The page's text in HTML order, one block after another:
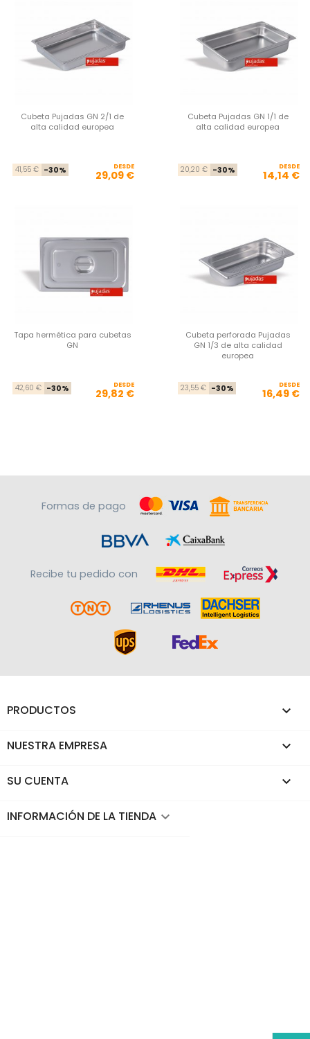
Cubeta Pujadas GN 2/1 de
alta calidad europea
Precio base
41,55 € -30% Precio
DESDE
29,09 €
Cubeta Pujadas GN 1/1 de
alta calidad europea
20,20 € -30% DESDE
14,14 €
Tapa hermética para cubetas
GN
Precio base
42,60 € -30% Precio
DESDE
29,82 €
Cubeta perforada Pujadas
GN 1/3 de alta calidad
europea
23,55 € -30% DESDE
16,49 €
Formas de pago
Recibe tu pedido con
PRODUCTOS 
NUESTRA EMPRESA 
SU CUENTA 
INFORMACIÓN DE LA TIENDA keyboard_arrow_down